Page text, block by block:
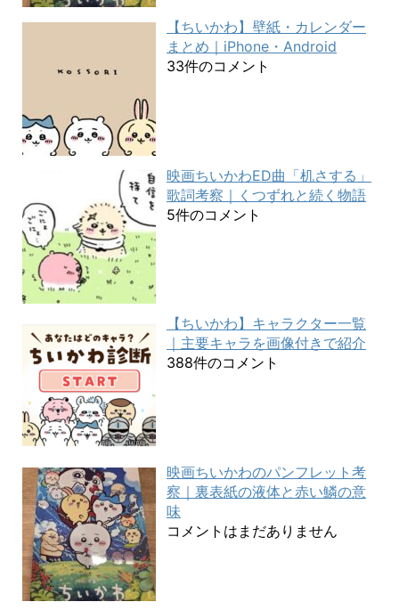
【ちいかわ】壁紙・カレンダー
まとめ｜iPhone・Android
33件のコメント
映画ちいかわED曲「机さする」
歌詞考察｜くつずれと続く物語
5件のコメント
【ちいかわ】キャラクター一覧
｜主要キャラを画像付きで紹介
388件のコメント
映画ちいかわのパンフレット考
察｜裏表紙の液体と赤い鱗の意
味
コメントはまだありません